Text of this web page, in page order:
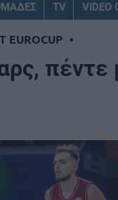
TV VIDEO
EUROCUP •
πέντε